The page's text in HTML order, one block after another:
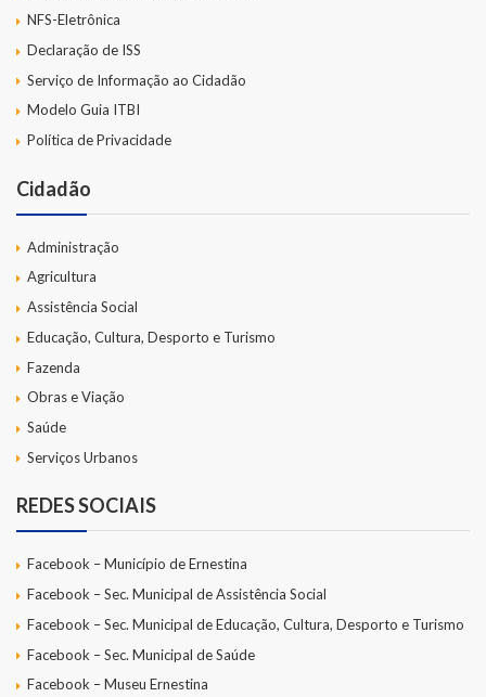
NFS-Eletrônica
Declaração de ISS
Serviço de Informação ao Cidadão
Modelo Guia ITBI
Política de Privacidade
Cidadão
Administração
Agricultura
Assistência Social
Educação, Cultura, Desporto e Turismo
Fazenda
Obras e Viação
Saúde
Serviços Urbanos
REDES SOCIAIS
Facebook – Município de Ernestina
Facebook – Sec. Municipal de Assistência Social
Facebook – Sec. Municipal de Educação, Cultura, Desporto e Turismo
Facebook – Sec. Municipal de Saúde
Facebook – Museu Ernestina